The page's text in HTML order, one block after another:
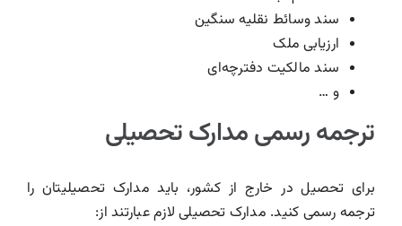
سند وسائط نقلیه سنگین
ارزیابی ملک
سند مالکیت دفترچه‌ای
و …
ترجمه رسمی مدارک تحصیلی
برای تحصیل در خارج از کشور، باید مدارک تحصیلیتان را
ترجمه رسمی کنید. مدارک تحصیلی لازم عبارتند از: